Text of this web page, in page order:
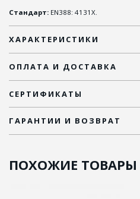
Стандарт: EN388: 4131X.
ХАРАКТЕРИСТИКИ
ОПЛАТА И ДОСТАВКА
СЕРТИФИКАТЫ
ГАРАНТИИ И ВОЗВРАТ
ПОХОЖИЕ ТОВАРЫ